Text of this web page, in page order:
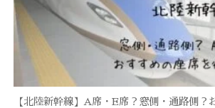
【北陸新幹線】A席・E席？窓側・通路側？